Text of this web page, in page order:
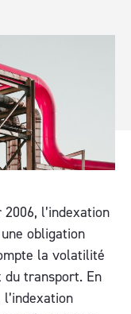
l’indexation
obligation
la volatilité
transport. En